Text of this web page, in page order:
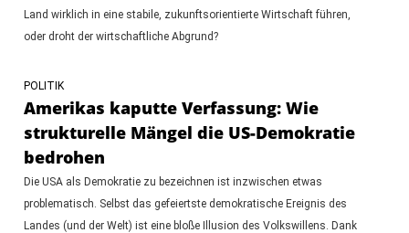
Land wirklich in eine stabile, zukunftsorientierte Wirtschaft führen,
oder droht der wirtschaftliche Abgrund?
POLITIK
Amerikas kaputte Verfassung: Wie
strukturelle Mängel die US-Demokratie
bedrohen
Die USA als Demokratie zu bezeichnen ist inzwischen etwas
problematisch. Selbst das gefeiertste demokratische Ereignis des
Landes (und der Welt) ist eine bloße Illusion des Volkswillens. Dank